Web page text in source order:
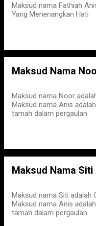
Maksud nama Fathiah
Yang Menenangkan Hati
Maksud Nama
Maksud nama Noor
Maksud nama Anis
tamah dalam pergaulan
Maksud Nama Siti
Maksud nama Siti adalah
Maksud nama Anis
tamah dalam pergaulan